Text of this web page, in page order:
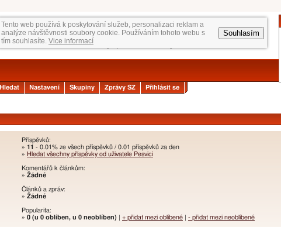
Tento web používá k poskytování služeb, personalizaci reklam a
analýze návštěvnosti soubory cookie. Používáním tohoto webu s
tím souhlasíte. Vice informací
Souhlasím
Hledat Nastavení Skupiny Zprávy SZ
Přihlásit se
Příspěvků:
» 11 - 0.01% ze všech příspěvků / 0.01 příspěvků za den
» Hledat všechny příspěvky od uživatele Pesvici
Komentářů k článkům:
» Žádné
Článků a zpráv:
» Žádné
Popularita:
» 0 (u 0 oblíben, u 0 neoblíben) + přidat mezi oblíbené - přidat mezi neoblíbené